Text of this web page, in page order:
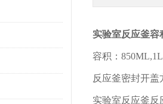
实验室反应釜容
容积：
反应釜密封开盖
实验室反应釜反